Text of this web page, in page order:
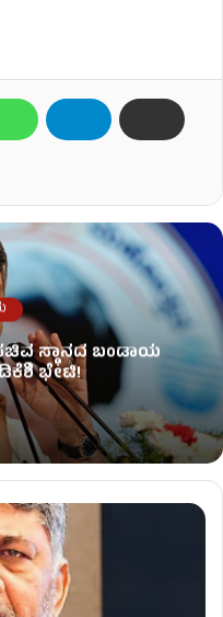
ಸ್ಥಾನದ ಬಂಡಾಯ
ಭೇಟಿ!